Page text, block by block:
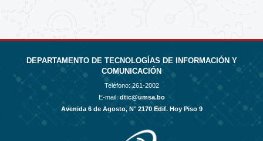
DEPARTAMENTO DE TECNOLOGÍAS DE INFORMACIÓN Y
COMUNICACIÓN
Teléfono: 261-2002
E-mail: dtic@umsa.bo
Avenida 6 de Agosto, N° 2170 Edif. Hoy Piso 9